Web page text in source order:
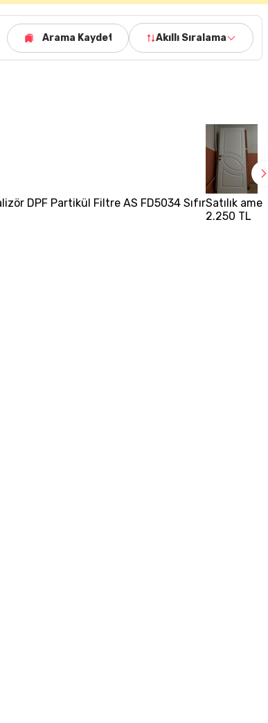
Arama Kaydet Akıllı Sıralama
DPF Partikül Filtre AS FD5034 SıfırSatılık
2.250 TL